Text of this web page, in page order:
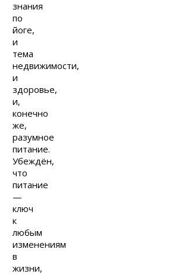
знания
по
йоге,
и
тема
недвижимости,
и
здоровье,
и,
конечно
же,
разумное
питание.
Убеждён,
что
питание
—
ключ
к
любым
изменениям
в
жизни,